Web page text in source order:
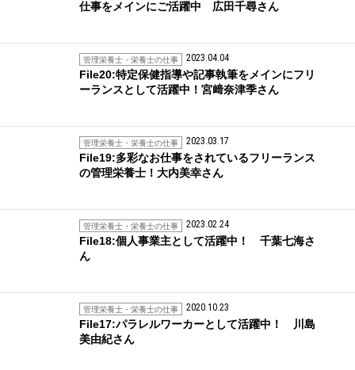
仕事をメインにご活躍中 広田千尋さん
管理栄養士・栄養士の仕事 2023.04.04
File20:特定保健指導や記事執筆をメインにフリ
ーランスとして活躍中！宮﨑奈津季さん
管理栄養士・栄養士の仕事 2023.03.17
File19:多彩なお仕事をされているフリーランス
の管理栄養士！大内美幸さん
管理栄養士・栄養士の仕事 2023.02.24
File18:個人事業主として活躍中！ 千葉七海さ
ん
管理栄養士・栄養士の仕事 2020.10.23
File17:パラレルワーカーとして活躍中！ 川島
美由紀さん